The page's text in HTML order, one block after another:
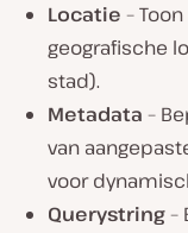
Locatie –
geografische
stad).
Metadata –
van
voor
Querystring–